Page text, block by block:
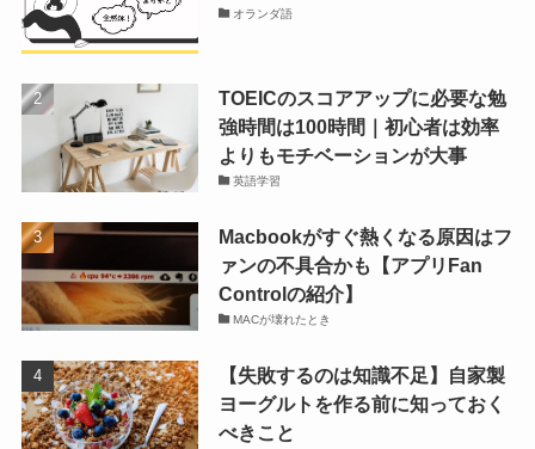
オランダ語
TOEICのスコアアップに必要な勉
強時間は100時間｜初心者は効率
よりもモチベーションが大事
英語学習
Macbookがすぐ熱くなる原因はフ
ァンの不具合かも【アプリFan
Controlの紹介】
MACが壊れたとき
【失敗するのは知識不足】自家製
ヨーグルトを作る前に知っておく
べきこと